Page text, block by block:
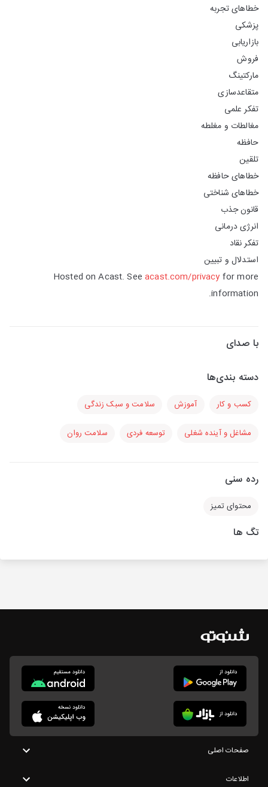
خطاهای تجربه
پزشکی
بازاریابی
فروش
مارکتینگ
متقاعدسازی
تفکر علمی
مغالطات و مغلطه
حافظه
تلقین
خطاهای حافظه
خطاهای شناختی
قانون جذب
انرژی درمانی
تفکر نقاد
استدلال و تبیین
Hosted on Acast. Seeacast.com/privacy for more
information.
با صدای
دسته بندی‌ها
کسب و کار آموزش سلامت و سبک زندگی
مشاغل و آینده شغلی توسعه فردی سلامت روان
رده سنی
محتوای تمیز
تگ ها
صفحات اصلی
اطلاعات